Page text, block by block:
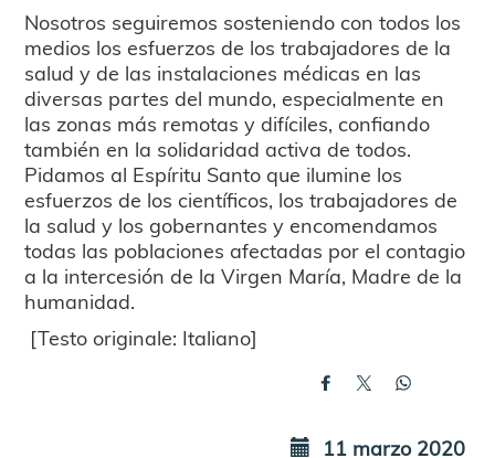
Nosotros seguiremos sosteniendo con todos los
medios los esfuerzos de los trabajadores de la
salud y de las instalaciones médicas en las
diversas partes del mundo, especialmente en
las zonas más remotas y difíciles, confiando
también en la solidaridad activa de todos.
Pidamos al Espíritu Santo que ilumine los
esfuerzos de los científicos, los trabajadores de
la salud y los gobernantes y encomendamos
todas las poblaciones afectadas por el contagio
a la intercesión de la Virgen María, Madre de la
humanidad.
[Testo originale: Italiano]
11 marzo 2020